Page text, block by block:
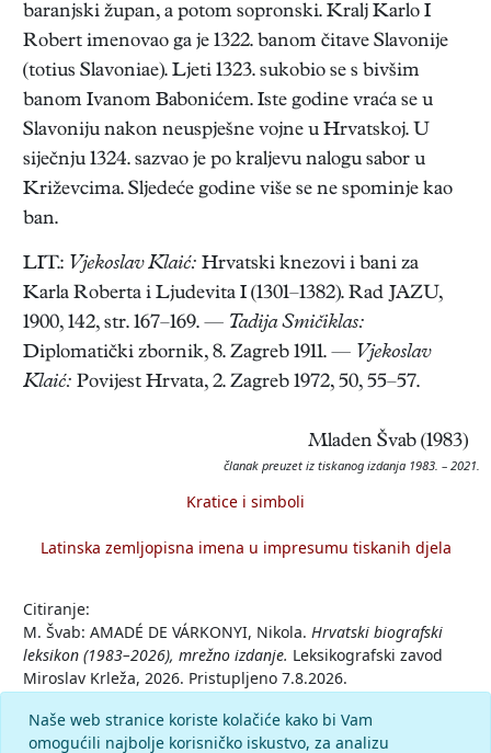
baranjski župan, a potom sopronski. Kralj Karlo I
Robert imenovao ga je 1322. banom čitave Slavonije
(totius Slavoniae). Ljeti 1323. sukobio se s bivšim
banom Ivanom Babonićem. Iste godine vraća se u
Slavoniju nakon neuspješne vojne u Hrvatskoj. U
siječnju 1324. sazvao je po kraljevu nalogu sabor u
Križevcima. Sljedeće godine više se ne spominje kao
ban.
LIT.: Vjekoslav Klaić: Hrvatski knezovi i bani za
Karla Roberta i Ljudevita I (1301–1382). Rad JAZU,
1900, 142, str. 167–169. — Tadija Smičiklas:
Diplomatički zbornik, 8. Zagreb 1911. — Vjekoslav
Klaić: Povijest Hrvata, 2. Zagreb 1972, 50, 55–57.
Mladen Švab (1983)
članak preuzet iz tiskanog izdanja 1983. – 2021.
Kratice i simboli
Latinska zemljopisna imena u impresumu tiskanih djela
Citiranje:
M. Švab: AMADÉ DE VÁRKONYI, Nikola. Hrvatski biografski
leksikon (1983–2026), mrežno izdanje. Leksikografski zavod
Miroslav Krleža, 2026. Pristupljeno 7.8.2026.
Komentar
Naše web stranice koriste kolačiće kako bi Vam
omogućili najbolje korisničko iskustvo, za analizu